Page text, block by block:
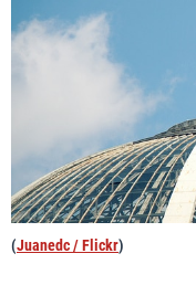
(Juanedc / Flickr)